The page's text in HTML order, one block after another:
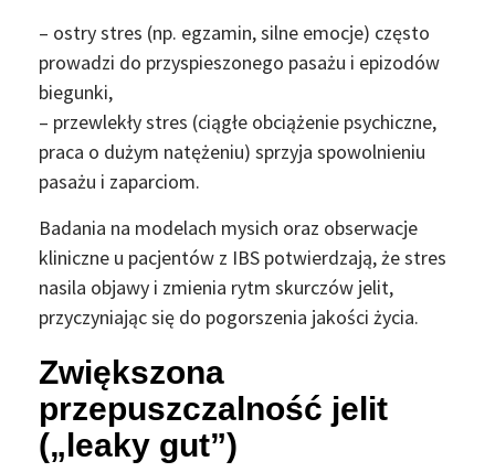
– ostry stres (np. egzamin, silne emocje) często
prowadzi do przyspieszonego pasażu i epizodów
biegunki,
– przewlekły stres (ciągłe obciążenie psychiczne,
praca o dużym natężeniu) sprzyja spowolnieniu
pasażu i zaparciom.
Badania na modelach mysich oraz obserwacje
kliniczne u pacjentów z IBS potwierdzają, że stres
nasila objawy i zmienia rytm skurczów jelit,
przyczyniając się do pogorszenia jakości życia.
Zwiększona
przepuszczalność jelit
(„leaky gut”)